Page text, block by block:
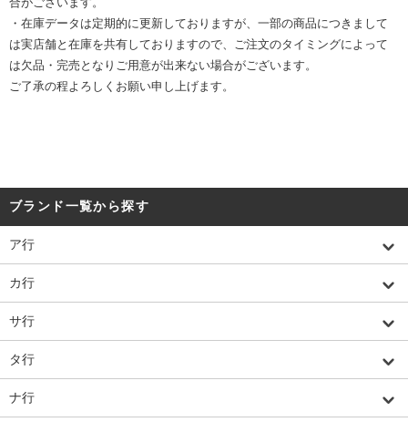
・在庫データは定期的に更新しておりますが、一部の商品につきまして
は実店舗と在庫を共有しておりますので、ご注文のタイミングによって
は欠品・完売となりご用意が出来ない場合がございます。
ご了承の程よろしくお願い申し上げます。
ブランド一覧から探す
ア行
カ行
サ行
タ行
ナ行